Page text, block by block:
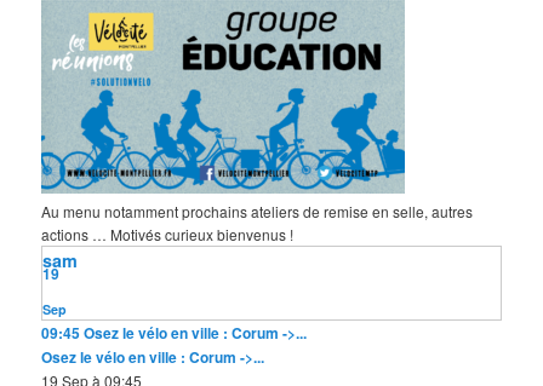
Au menu notamment prochains ateliers de remise en selle, autres
actions … Motivés curieux bienvenus !
Sep
19
sam
09:45Osez le vélo en ville : Corum ->...
Osez le vélo en ville : Corum ->...
19 Sep à 09:45